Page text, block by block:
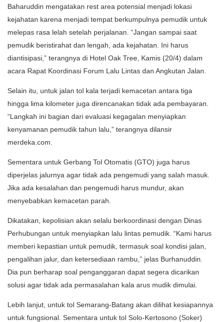
Baharuddin mengatakan rest area potensial menjadi lokasi
kejahatan karena menjadi tempat berkumpulnya pemudik untuk
melepas rasa lelah setelah perjalanan. “Jangan sampai saat
pemudik beristirahat dan lengah, ada kejahatan. Ini harus
diantisipasi,” terangnya di Hotel Oak Tree, Kamis (20/4) dalam
acara Rapat Koordinasi Forum Lalu Lintas dan Angkutan Jalan.
Selain itu, untuk jalan tol kala terjadi kemacetan antara tiga
hingga lima kilometer juga direncanakan tidak ada pembayaran.
“Langkah ini bagian dari evaluasi kegagalan menyiapkan
kenyamanan pemudik tahun lalu,” terangnya dilansir
merdeka.com.
Sementara untuk Gerbang Tol Otomatis (GTO) juga harus
diperjelas jalurnya agar tidak ada pengemudi yang salah masuk.
Jika ada kesalahan dan pengemudi harus mundur, akan
menyebabkan kemacetan parah.
Dikatakan, kepolisian akan selalu berkoordinasi dengan Dinas
Perhubungan untuk menyiapkan lalu lintas pemudik. “Kami harus
memberi kepastian untuk pemudik, termasuk soal kondisi jalan,
pengalihan jalur, dan ketersediaan rambu,” jelas Burhanuddin.
Dia pun berharap soal penganggaran dapat segera dicarikan
solusi agar tidak ada permasalahan kala arus mudik dimulai.
Lebih lanjut, untuk tol Semarang-Batang akan dilihat kesiapannya
untuk fungsional. Sementara untuk tol Solo-Kertosono (Soker)